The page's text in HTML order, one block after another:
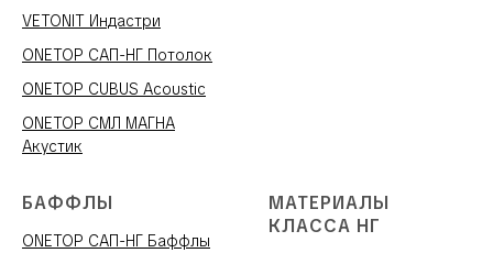
VETONIT Индастри
ONETOP САП-НГ Потолок
ONETOP CUBUS Acoustic
ONETOP СМЛ МАГНА
Акустик
БАФФЛЫ
ONETOP САП-НГ Баффлы
МАТЕРИАЛЫ
КЛАССА НГ